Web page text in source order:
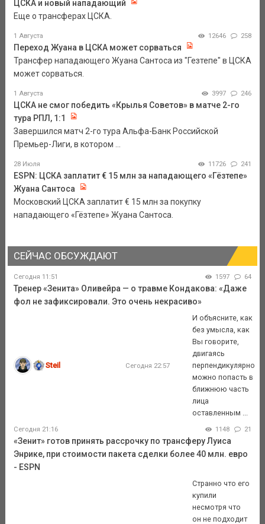
ЦСКА и новый нападающий
Еще о трансферах ЦСКА.
1 Августа 12646 258
Переход Жуана в ЦСКА может сорваться
Трансфер нападающего Жуана Сантоса из "Гезтепе" в ЦСКА
может сорваться.
1 Августа 3997 246
ЦСКА не смог победить «Крылья Советов» в матче 2-го
тура РПЛ, 1:1
Завершился матч 2-го тура Альфа-Банк Российской
Премьер-Лиги, в котором ...
28 Июля 11726 241
ESPN: ЦСКА заплатит € 15 млн за нападающего «Гёзтепе»
Жуана Сантоса
Московский ЦСКА заплатит € 15 млн за покупку
нападающего «Гёзтепе» Жуана Сантоса.
СЕЙЧАС ОБСУЖДАЮТ
Сегодня 11:51 1597 64
Тренер «Зенита» Оливейра — о травме Кондакова: «Даже
фол не зафиксировали. Это очень некрасиво»
Steil Сегодня 22:57
И объясните, как
без умысла, как
Вы говорите,
двигаясь
перпендикулярно
можно попасть в
ближнюю часть
лица
оставленным ...
Сегодня 21:16 1148 21
«Зенит» готов принять рассрочку по трансферу Луиса
Энрике, при стоимости пакета сделки более 40 млн. евро
- ESPN
Странно что его
купили
несмотря что
он не подходит